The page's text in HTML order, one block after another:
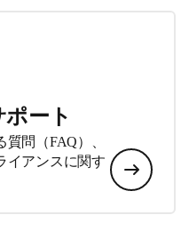
ート
問（FAQ）、
イアンスに関す